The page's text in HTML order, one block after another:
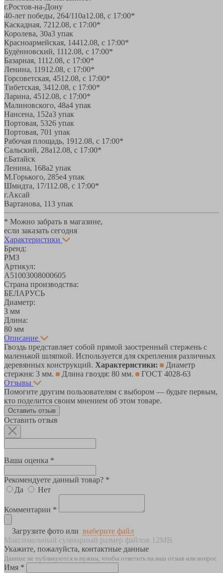
г.Ростов-на-Дону
40-лет победы, 264/110а12.08, с 17:00*
Каскадная, 7212.08, с 17:00*
Королева, 30а3 упак
Красноармейская, 14412.08, с 17:00*
Будённовский, 1112.08, с 17:00*
Базарная, 1112.08, с 17:00*
Ленина, 11912.08, с 17:00*
Горсоветская, 4512.08, с 17:00*
Тибетская, 3412.08, с 17:00*
Ларина, 4512.08, с 17:00*
Малиновского, 48а4 упак
Нансена, 152а3 упак
Портовая, 5326 упак
Портовая, 701 упак
Рабочая площадь, 1912.08, с 17:00*
Сальский, 28a12.08, с 17:00*
г.Батайск
Ленина, 168а2 упак
М.Горького, 285е4 упак
Шмидта, 17/112.08, с 17:00*
г.Аксай
Вартанова, 113 упак
* Можно забрать в магазине,
если заказать сегодня
Характеристики
Бренд:
РМЗ
Артикул:
A51003008000605
Страна производства:
БЕЛАРУСЬ
Диаметр:
3 мм
Длина:
80 мм
Описание
Гвоздь представляет собой прямой заостренный стержень с
маленькой шляпкой. Используется для скрепления различных
деревянных конструкций. Характеристики:
Диаметр
стержня: 3 мм.
Длина гвоздя: 80 мм.
ГОСТ 4028-63
Отзывы
Помогите другим пользователям с выбором — будьте первым,
кто поделится своим мнением об этом товаре.
Оставить отзыв
Оставить отзыв
Ваша оценка *
Рекомендуете данный товар? *
Да
Нет
Комментарии *
Загрузите фото или выберите файл
Максимальный суммарный размер файлов 12MB
Укажите, пожалуйста, контактные данные
Данные не публикуются и нужны, чтобы ответить на ваш отзыв или вопрос
Имя *